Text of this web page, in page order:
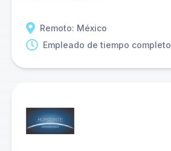
Remoto: México
Empleado de tiempo completo